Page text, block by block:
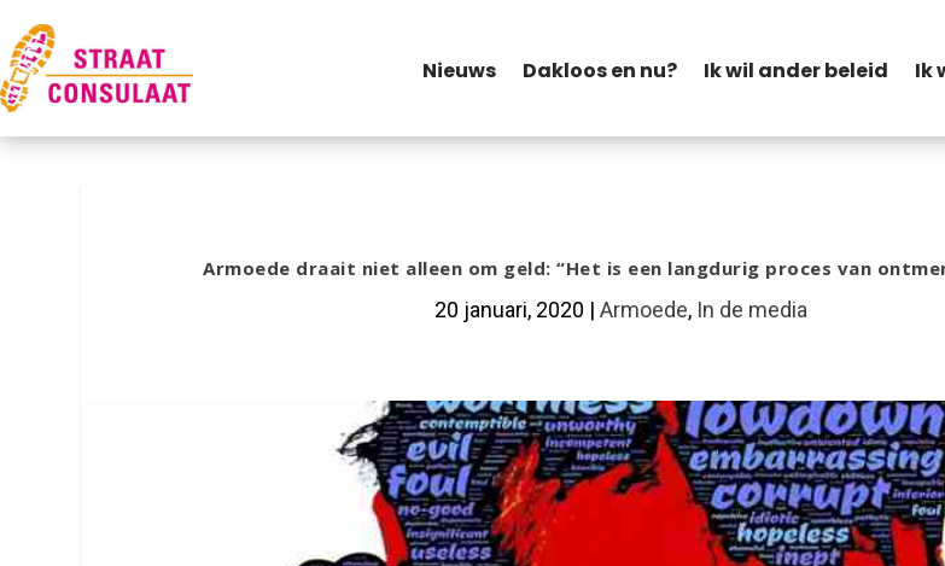
Nieuws Dakloos en nu? Ik wil ander beleid Ik
Armoede draait niet alleen om geld: “Het is een langdurig proces van
20 januari, 2020 |Armoede, In de media